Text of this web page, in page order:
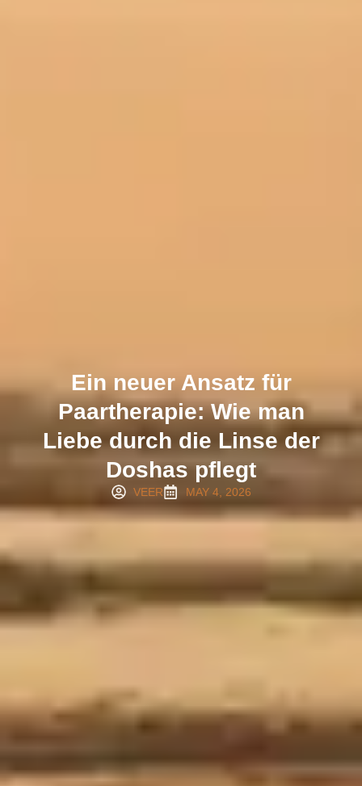
Ein neuer Ansatz für
Paartherapie: Wie man
Liebe durch die Linse der
Doshas pflegt
VEER MAY 4, 2026